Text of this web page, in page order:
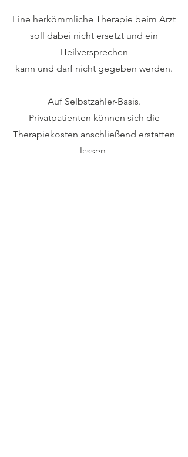
Eine herkömmliche Therapie beim Arzt
soll dabei nicht ersetzt und ein
Heilversprechen
kann und darf nicht gegeben werden.
Auf Selbstzahler-Basis.
Privatpatienten können sich die
Therapiekosten anschließend erstatten
lassen.